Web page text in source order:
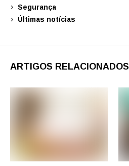
Segurança
Últimas notícias
ARTIGOS RELACIONADOS